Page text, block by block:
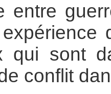
entre
qui sont
conflit